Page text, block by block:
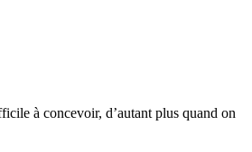
à concevoir, d’autant plus quand on